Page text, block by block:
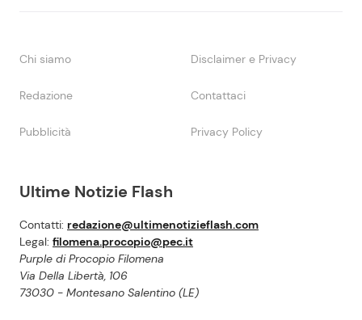
Ultime Notizie Flash
Contatti: redazione@ultimenotizieflash.com
Legal: filomena.procopio@pec.it
Purple di Procopio Filomena
Via Della Libertà, 106
73030 - Montesano Salentino (LE)
Chi siamo Disclaimer e Privacy
Redazione Contattaci
Pubblicità Privacy Policy